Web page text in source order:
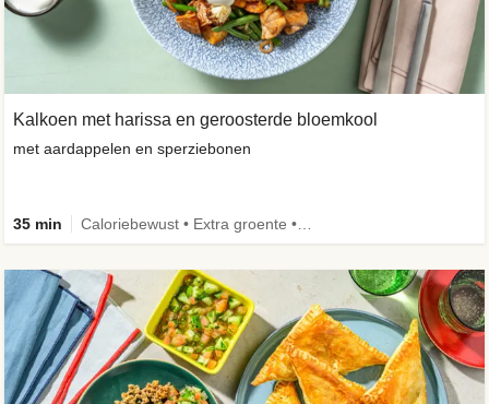
Kalkoen met harissa en geroosterde bloemkool
met aardappelen en sperziebonen
35 min